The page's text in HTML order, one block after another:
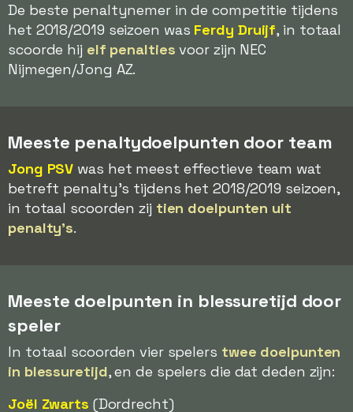
De beste penaltynemer in de competitie tijdens
het 2018/2019 seizoen was Ferdy Druijf, in totaal
scoorde hij elf penalties voor zijn NEC
Nijmegen/Jong AZ.
Meeste penaltydoelpunten door team
Jong PSV was het meest effectieve team wat
betreft penalty's tijdens het 2018/2019 seizoen,
in totaal scoorden zij tien doelpunten uit
penalty's.
Meeste doelpunten in blessuretijd door
speler
In totaal scoorden vier spelers twee doelpunten
in blessuretijd, en de spelers die dat deden zijn:
Joël Zwarts (Dordrecht)